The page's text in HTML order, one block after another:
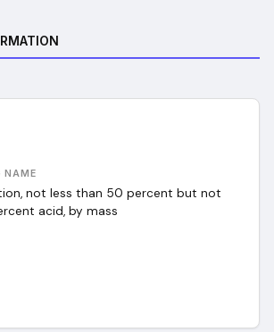
NAME
not less than 50 percent but not
acid, by mass